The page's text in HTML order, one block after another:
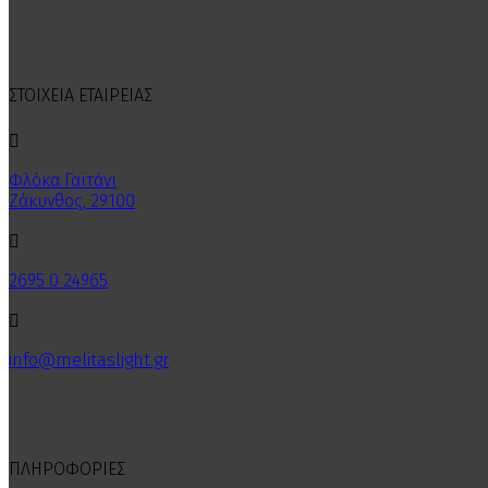
ΣΤΟΙΧΕΙΑ ΕΤΑΙΡΕΙΑΣ

Φλόκα Γαϊτάνι
Ζάκυνθος, 29100

2695 0 24965

info@melitaslight.gr
ΠΛΗΡΟΦΟΡΙΕΣ